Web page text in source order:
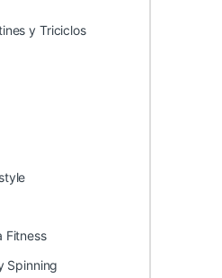
y Triciclos
Fitness
Spinning